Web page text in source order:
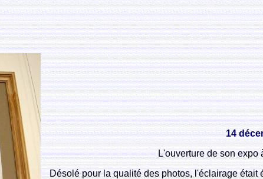
14
L'ouverture de son expo
Désolé pour la qualité des photos, l'éclairage